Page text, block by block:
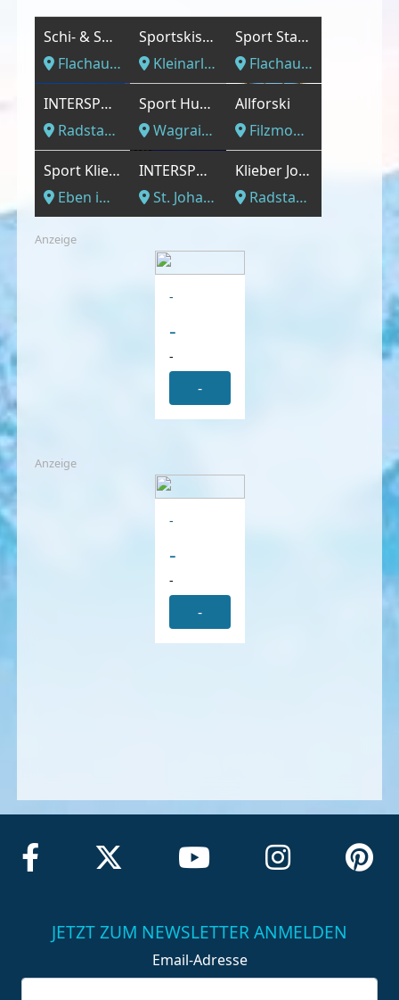
Schi- & Snowboardschule Sport am Jet Schwarzenbacher GmbH
Flachau, Salzburger Land
Sportskischule Kleinarl Schernthaner
Kleinarl, Salzburger Land
Sport Stangl
Flachau, Salzburger Land
INTERSPORT - An der Bundesstraße Richtung Obertauern
Radstadt, Salzburger Land
Sport Huber
Wagrain, Salzburger Land
Allforski
Filzmoos, Salzburger Land
Sport Klieber GmbH
Eben im Pongau, Salzburger Land
INTERSPORT - Rent-Shop Hotel Alpina
St. Johann in Salzburg, Salzburger Land
Klieber Josef Gesellschaft m.b.H.
Radstadt, Salzburger Land
Anzeige
-
-
-
-
Anzeige
-
-
-
-
JETZT ZUM NEWSLETTER ANMELDEN
Email-Adresse